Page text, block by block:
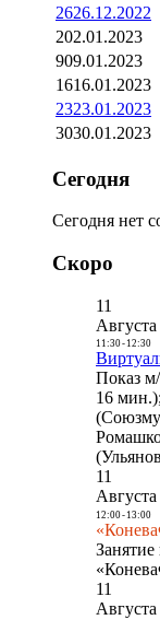
2626.12.2022
202.01.2023
909.01.2023
1616.01.2023
2323.01.2023
3030.01.2023
Сегодня
Сегодня нет
Скоро
11
Августа
11:30- 12:30
Показ
16
11
Августа
12:00- 13:00
11
Августа